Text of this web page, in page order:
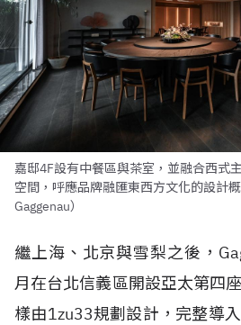
嘉邸4F設有中餐區與茶室，並融合西式
空間，呼應品牌融匯東西方文化的設計
Gaggenau）
繼上海、北京與雪梨之後，
月在台北信義區開設亞太第四
樣由1zu33規劃設計，完整導